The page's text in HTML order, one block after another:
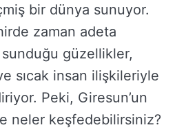
bir dünya sunuyor.
zaman adeta
güzellikler,
sıcak insan ilişkileriyle
Peki, Giresun’un
neler keşfedebilirsiniz?